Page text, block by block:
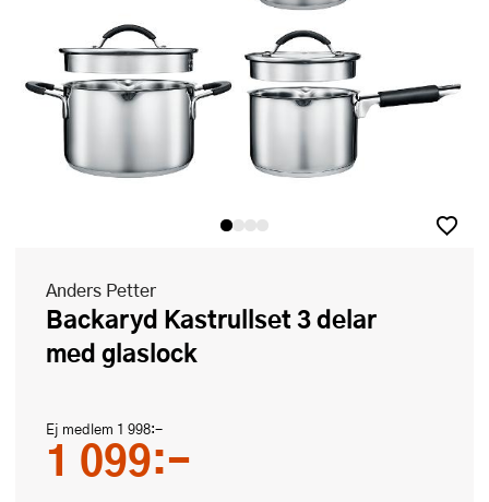
Anders Petter
Backaryd Kastrullset 3 delar
med glaslock
Ej medlem 1 998:-
1 099:-